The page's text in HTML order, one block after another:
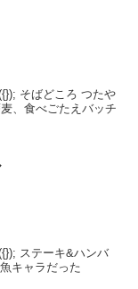
そばどころ つたや
、食べごたえバッチ
ステーキ&ハンバ
キャラだった